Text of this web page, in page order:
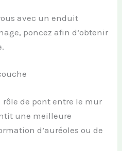
avec un enduit
poncez afin d’obtenir
de pont entre le mur
une meilleure
d’auréoles ou de